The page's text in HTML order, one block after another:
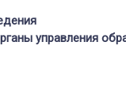
управления